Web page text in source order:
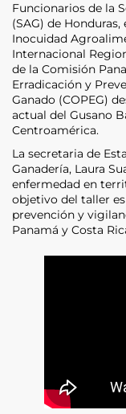
Funcionarios de la
(SAG) de
Inocuidad
Internacional
de la Comisión
Erradicación y
Ganado (COPEG)
actual del Gusano
Centroamérica.
La secretaria de
Ganadería, Laura
enfermedad en
objetivo del taller
prevención y
Panamá y Costa